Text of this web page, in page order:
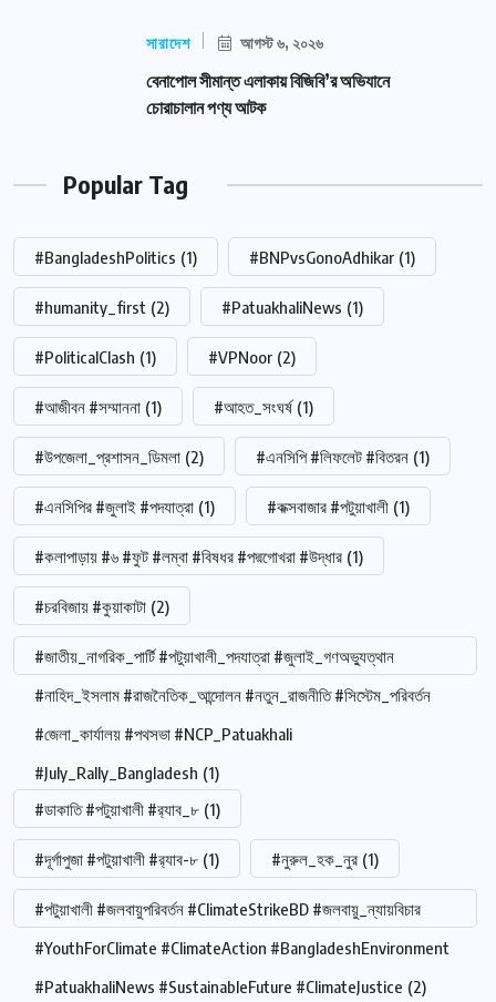
সারাদেশ আগস্ট ৬, ২০২৬
বেনাপোল সীমান্ত এলাকায় বিজিবি’র অভিযানে
চোরাচালান পণ্য আটক
Popular Tag
#BangladeshPolitics (1) #BNPvsGonoAdhikar (1)
#humanity_first (2) #PatuakhaliNews (1)
#PoliticalClash (1) #VPNoor (2)
#আজীবন #সম্মাননা (1) #আহত_সংঘর্ষ (1)
#উপজেলা_প্রশাসন_ডিমলা (2) #এনসিপি #লিফলেট #বিতরন (1)
#এনসিপির #জুলাই #পদযাত্রা (1) #কক্সবাজার #পটুয়াখালী (1)
#কলাপাড়ায় #৬ #ফুট #লম্বা #বিষধর #পদ্মগোখরা #উদ্ধার (1)
#চরবিজায় #কুয়াকাটা (2)
#জাতীয়_নাগরিক_পার্টি #পটুয়াখালী_পদযাত্রা #জুলাই_গণঅভ্যুত্থান
#নাহিদ_ইসলাম #রাজনৈতিক_আন্দোলন #নতুন_রাজনীতি #সিস্টেম_পরিবর্তন
#জেলা_কার্যালয় #পথসভা #NCP_Patuakhali
#July_Rally_Bangladesh (1)
#ডাকাতি #পটুয়াখালী #র‍্যাব_৮ (1)
#দূর্গাপুজা #পটুয়াখালী #র‍্যাব-৮ (1) #নুরুল_হক_নুর (1)
#পটুয়াখালী #জলবায়ুপরিবর্তন #ClimateStrikeBD #জলবায়ু_ন্যায়বিচার
#YouthForClimate #ClimateAction #BangladeshEnvironment
#PatuakhaliNews #SustainableFuture #ClimateJustice (2)